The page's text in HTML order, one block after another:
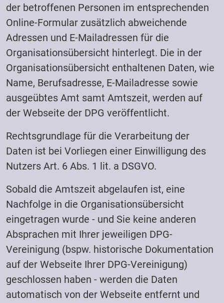
der betroffenen Personen im entsprechenden
Online-Formular zusätzlich abweichende
Adressen und E-Mailadressen für die
Organisationsübersicht hinterlegt. Die in der
Organisationsübersicht enthaltenen Daten, wie
Name, Berufsadresse, E-Mailadresse sowie
ausgeübtes Amt samt Amtszeit, werden auf
der Webseite der DPG veröffentlicht.
Rechtsgrundlage für die Verarbeitung der
Daten ist bei Vorliegen einer Einwilligung des
Nutzers Art. 6 Abs. 1 lit. a DSGVO.
Sobald die Amtszeit abgelaufen ist, eine
Nachfolge in die Organisationsübersicht
eingetragen wurde - und Sie keine anderen
Absprachen mit Ihrer jeweiligen DPG-
Vereinigung (bspw. historische Dokumentation
auf der Webseite Ihrer DPG-Vereinigung)
geschlossen haben - werden die Daten
automatisch von der Webseite entfernt und